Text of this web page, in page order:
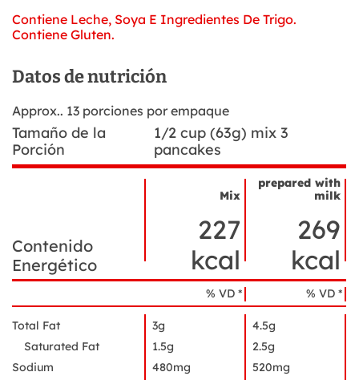
Contiene Leche, Soya E Ingredientes De Trigo.
Contiene Gluten.
Datos de nutrición
Approx.. 13 porciones por empaque
Tamaño de la
Porción
1/2 cup (63g) mix 3
pancakes
nutrición
ingrediente
Mix
prepared with
milk
Contenido
Energético
227
kcal
269
kcal
% VD * % VD *
Total Fat 3g
4.5g
Saturated Fat
1.5g
2.5g
Sodium
480mg
520mg